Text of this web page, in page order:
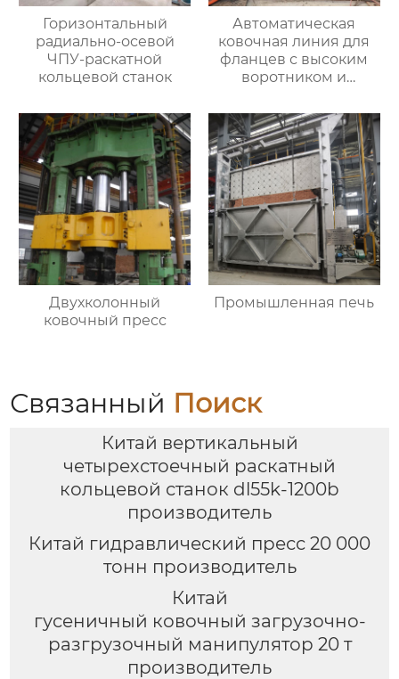
Горизонтальный
радиально-осевой
ЧПУ-раскатной
кольцевой станок
Автоматическая
ковочная линия для
фланцев с высоким
воротником и
Двухколонный
ковочный пресс
Промышленная печь
Связанный Поиск
Китай вертикальный
четырехстоечный раскатный
кольцевой станок dl55k-1200b
производитель
Китай гидравлический пресс 20 000
тонн производитель
Китай
гусеничный ковочный загрузочно-
разгрузочный манипулятор 20 т
производитель